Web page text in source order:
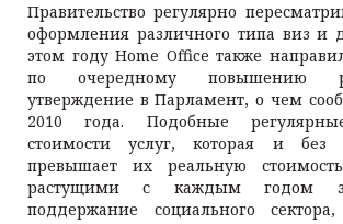
Правительство регулярно
оформления различного типа виз и
этом году Home Office также
по очередному повышению
утверждение в Парламент, о чем
2010 года. Подобные
стоимости услуг, которая и без
превышает их реальную
растущими с каждым годом
поддержание социального